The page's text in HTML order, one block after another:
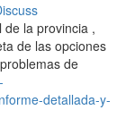
de la provincia ,
de las opciones
de
detallada-y-